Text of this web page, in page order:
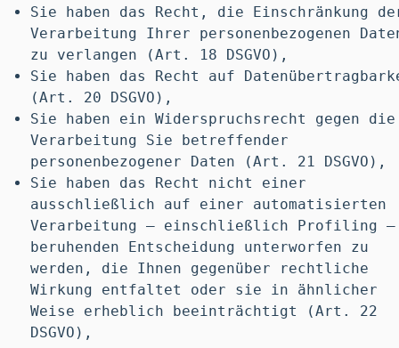
Sie haben das Recht, die Einschränkung
Verarbeitung Ihrer personenbezogenen
zu verlangen (Art. 18 DSGVO),
Sie haben das Recht auf
(Art. 20 DSGVO),
Sie haben ein Widerspruchsrecht gegen die
Verarbeitung Sie betreffender
personenbezogener Daten (Art. 21 DSGVO),
Sie haben das Recht nicht einer
ausschließlich auf einer automatisierten
Verarbeitung – einschließlich Profiling –
beruhenden Entscheidung unterworfen zu
werden, die Ihnen gegenüber rechtliche
Wirkung entfaltet oder sie in ähnlicher
Weise erheblich beeinträchtigt (Art. 22
DSGVO),